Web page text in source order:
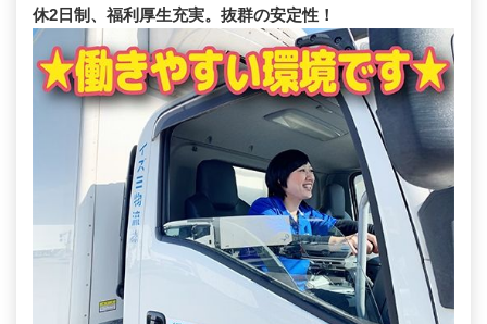
休2日制、福利厚生充実。抜群の安定性！